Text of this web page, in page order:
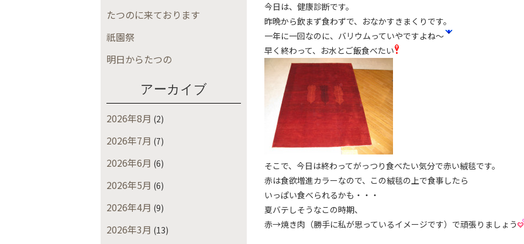
たつのに来ております
祇園祭
明日からたつの
アーカイブ
2026年8月 (2)
2026年7月 (7)
2026年6月 (6)
2026年5月 (6)
2026年4月 (9)
2026年3月 (13)
今日は、健康診断です。
昨晩から飲まず食わずで、おなかすきまくりです。
一年に一回なのに、バリウムっていやですよね〜
早く終わって、お水とご飯食べたい
そこで、今日は終わってがっつり食べたい気分で赤い絨毯です。
赤は食欲増進カラーなので、この絨毯の上で食事したら
いっぱい食べられるかも・・・
夏バテしそうなこの時期、
赤→焼き肉（勝手に私が思っているイメージです）で頑張りましょう